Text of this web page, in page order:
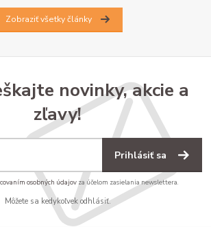
Zobraziť všetky články
novinky, akcie a
zľavy!
Prihlásiť sa
osobných údajov za účelom zasielania newslettera.
Môžete sa kedykoľvek odhlásiť.